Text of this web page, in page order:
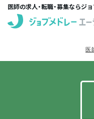
医師の求人・転職・募集ならジ
医